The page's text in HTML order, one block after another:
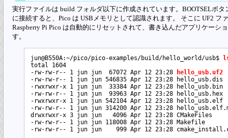
実行ファイルは build フォルダ以下に作成されています。BOOTSELボ
に接続すると、Pico は USBメモリとして認識されます。 そこに UF2 フ
Raspberry Pi Pico は自動的にリセットされて、書き込んだアプリケーシ
す。
jun@B550A:~/pico/pico-examples/build/hello_world/usb$
total 1604
-rw-rw-r-- 1 jun jun  67072 Apr 12 23:28
hello_usb.uf2
-rw-rw-r-- 1 jun jun 546835 Apr 12 23:28 hello_usb.dis
-rwxrwxr-x 1 jun jun  33384 Apr 12 23:28 hello_usb.bin
-rw-rw-r-- 1 jun jun  93963 Apr 12 23:28 hello_usb.hex
-rwxrwxr-x 1 jun jun 542104 Apr 12 23:28 hello_usb.elf
-rw-rw-r-- 1 jun jun 314200 Apr 12 23:28
drwxrwxr-x 3 jun jun   4096 Apr 12 23:28 CMakeFiles
-rw-rw-r-- 1 jun jun 118008 Apr 12 23:28 Makefile